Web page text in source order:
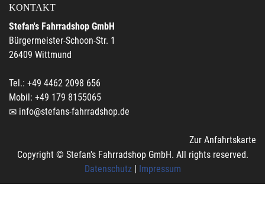
KONTAKT
Stefan's Fahrradshop GmbH
Bürgermeister-Schoon-Str. 1
26409 Wittmund
Tel.: +49 4462 2098 656
Mobil: +49 179 8155065
info@stefans-fahrradshop.de
Zur Anfahrtskarte
Copyright © Stefan's Fahrradshop GmbH. All rights reserved.
Datenschutz| Impressum